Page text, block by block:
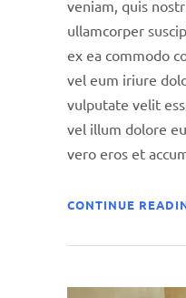
veniam, quis
ullamcorper
ex ea commodo
vel eum iriure
vulputate velit
vel illum dolore
vero eros et
CONTINUE